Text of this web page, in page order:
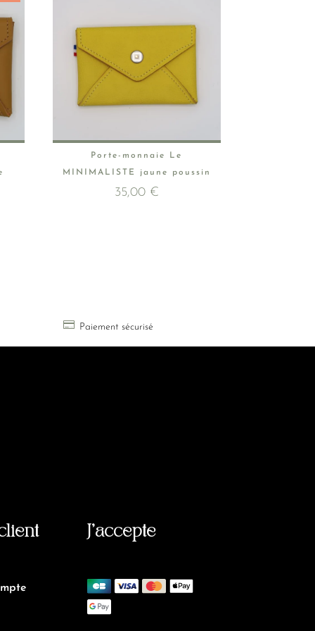
Porte-monnaie Le
MINIMALISTE jaune poussin
35,00 €
 Paiement sécurisé
J’accepte